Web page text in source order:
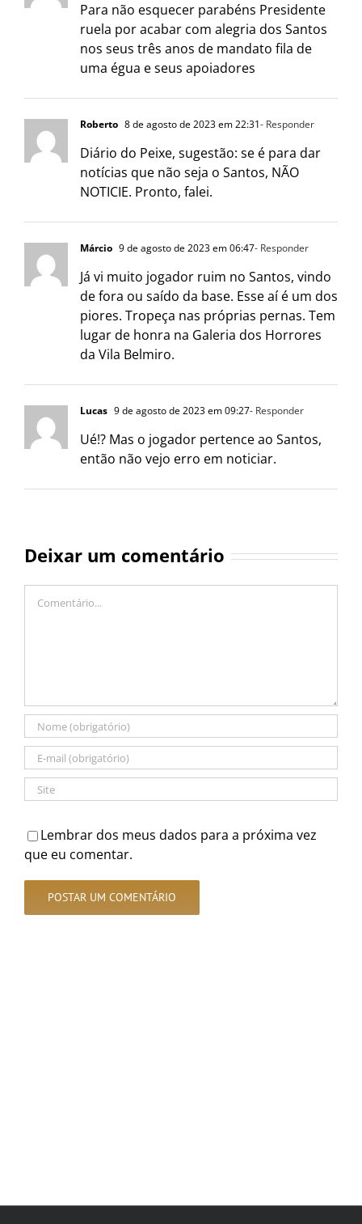
Para não esquecer parabéns Presidente
ruela por acabar com alegria dos Santos
nos seus três anos de mandato fila de
uma égua e seus apoiadores
Roberto 8 de agosto de 2023 em 22:31- Responder
Diário do Peixe, sugestão: se é para dar
notícias que não seja o Santos, NÃO
NOTICIE. Pronto, falei.
Márcio 9 de agosto de 2023 em 06:47- Responder
Já vi muito jogador ruim no Santos, vindo
de fora ou saído da base. Esse aí é um dos
piores. Tropeça nas próprias pernas. Tem
lugar de honra na Galeria dos Horrores
da Vila Belmiro.
Lucas 9 de agosto de 2023 em 09:27- Responder
Ué!? Mas o jogador pertence ao Santos,
então não vejo erro em noticiar.
Deixar um comentário
Lembrar dos meus dados para a próxima vez
que eu comentar.